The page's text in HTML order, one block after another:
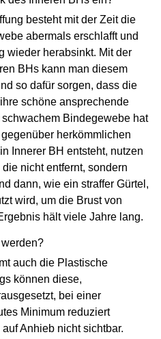
besteht mit der Zeit die
abermals erschlafft und
wieder herabsinkt. Mit der
BHs kann man diesem
so dafür sorgen, dass die
schöne ansprechende
Bindegewebe hat
herkömmlichen
Innerer BH entsteht, nutzen
nicht entfernt, sondern
dann, wie ein straffer Gürtel,
wird, um die Brust von
hält viele Jahre lang.
auch die Plastische
können diese,
bei einer
Minimum reduziert
Anhieb nicht sichtbar.